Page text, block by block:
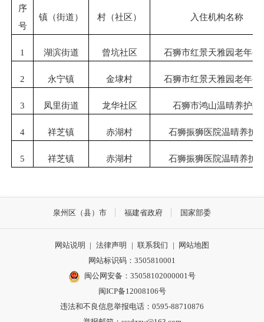
序
号
镇（街道） 村（社区） 入住机构名称
1 湖滨街道 曾坑社区 石狮市红景天雅园老年公
2 永宁镇 金埭村 石狮市红景天雅园老年公
3 凤里街道 龙华社区 石狮市鸿山温晴养护院
4 祥芝镇 赤湖村 石狮振狮医院温晴养护
5 祥芝镇 赤湖村 石狮振狮医院温晴养护
泉州区（县）市 福建省政府 国家部委
网站说明 | 法律声明 | 联系我们 |
网站地图
网站标识码：3505810001
闽公网安备：35058102000001号
闽ICP备12008106号
违法和不良信息举报电话：0595-88710876